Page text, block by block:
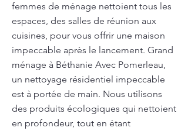
femmes de ménage nettoient tous les
espaces, des salles de réunion aux
cuisines, pour vous offrir une maison
impeccable après le lancement. Grand
ménage à Béthanie Avec Pomerleau,
un nettoyage résidentiel impeccable
est à portée de main. Nous utilisons
des produits écologiques qui nettoient
en profondeur, tout en étant